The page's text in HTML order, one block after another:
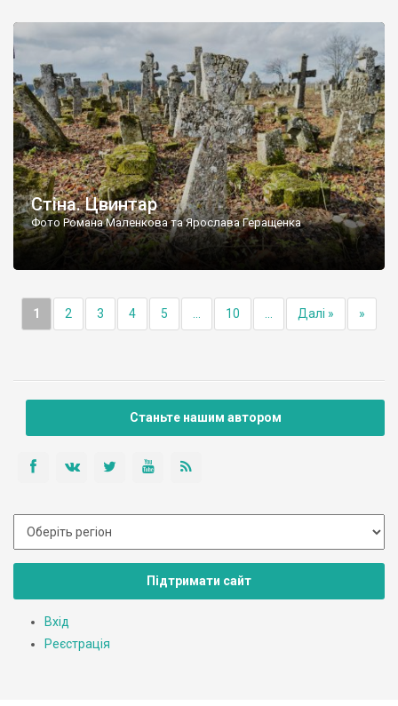
ньому чимало хрестів 19 століття, є такі, де епітафії стер […]
Стіна. Цвинтар
Фото Романа Маленкова та Ярослава Геращенка
1 2 3 4 5 10 Далі » »
Станьте нашим автором
Підтримати сайт
Вхід
Реєстрація